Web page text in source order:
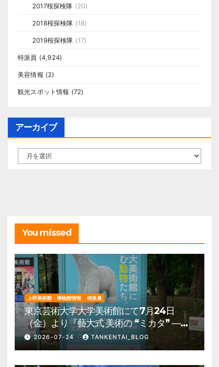
2017桜探検隊 (20)
2018桜探検隊 (18)
2019桜探検隊 (17)
特派員 (4,924)
美容情報 (2)
観光スポット情報 (72)
アーカイブ
ー
You missed
上野美術館・博物館情報 特派員
東京芸術大学大学美術館にて7月24日
（金）より『藝大式 美術の “ミカタ” ―こ
の夏、藝大生になる―』を開催。 上野公
園 美術館・博物館 混雑情報他
2026-07-24 TANKENTAI_BLOG